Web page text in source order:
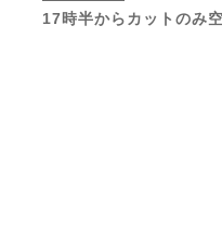
17時半からカットのみ